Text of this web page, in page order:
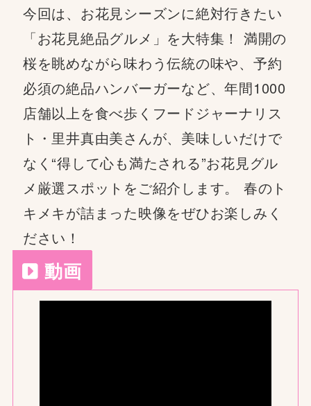
今回は、お花見シーズンに絶対行きたい
「お花見絶品グルメ」を大特集！ 満開の
桜を眺めながら味わう伝統の味や、予約
必須の絶品ハンバーガーなど、年間1000
店舗以上を食べ歩くフードジャーナリス
ト・里井真由美さんが、美味しいだけで
なく“得して心も満たされる”お花見グル
メ厳選スポットをご紹介します。 春のト
キメキが詰まった映像をぜひお楽しみく
ださい！
動画